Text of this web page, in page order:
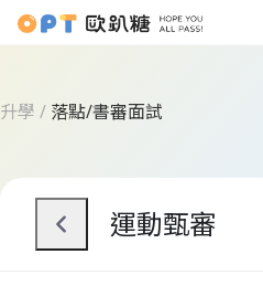
升學 / 落點/書審面試
運動甄審